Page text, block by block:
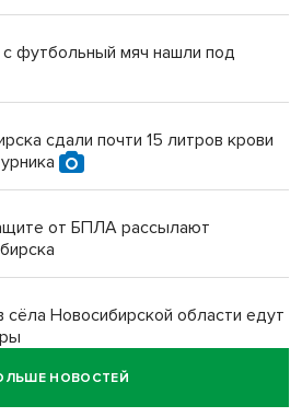
футбольный мяч нашли под
сдали почти 15 литров крови
от БПЛА рассылают
Новосибирской области едут
2026 рассказали синоптики в
НОВОСТЕЙ